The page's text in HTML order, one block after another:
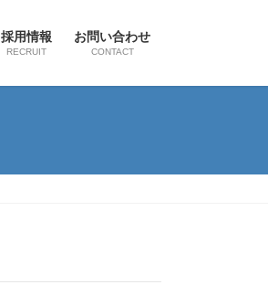
採用情報
RECRUIT
お問い合わせ
CONTACT